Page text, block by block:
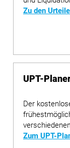
Zu den
UPT-
Der
Zum UPT-